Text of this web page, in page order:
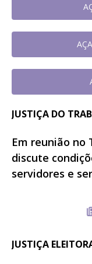
JUSTIÇA DO
Em reunião no
discute
servidores e
JUSTIÇA